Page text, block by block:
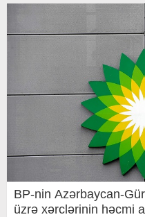
BP-nin Azərbaycan-
üzrə xərclərinin həcmi